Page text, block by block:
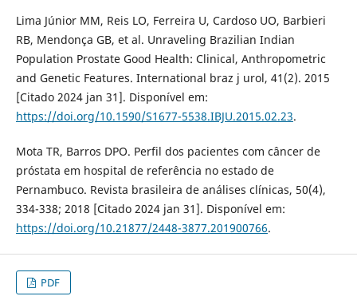
Lima Júnior MM, Reis LO, Ferreira U, Cardoso UO, Barbieri
RB, Mendonça GB, et al. Unraveling Brazilian Indian
Population Prostate Good Health: Clinical, Anthropometric
and Genetic Features. International braz j urol, 41(2). 2015
[Citado 2024 jan 31]. Disponível em:
https://doi.org/10.1590/S1677-5538.IBJU.2015.02.23.
Mota TR, Barros DPO. Perfil dos pacientes com câncer de
próstata em hospital de referência no estado de
Pernambuco. Revista brasileira de análises clínicas, 50(4),
334-338; 2018 [Citado 2024 jan 31]. Disponível em:
https://doi.org/10.21877/2448-3877.201900766.
PDF